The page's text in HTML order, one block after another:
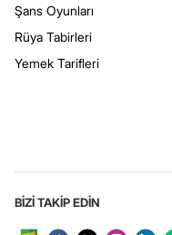
Şans Oyunları
Rüya Tabirleri
Yemek Tarifleri
BİZİ TAKİP EDİN